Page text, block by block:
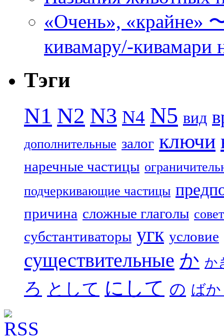
«Очень», «крайне»
кивамару/-кивамари
Тэги
N1 N2 N3 N4 N5 вид
дополнительные залог ключи
наречные частицы
подчеркивающие частицы
причина сложные глаголы совет
субстантиваторы угк условие
существительные か か
ろ として にして の ば